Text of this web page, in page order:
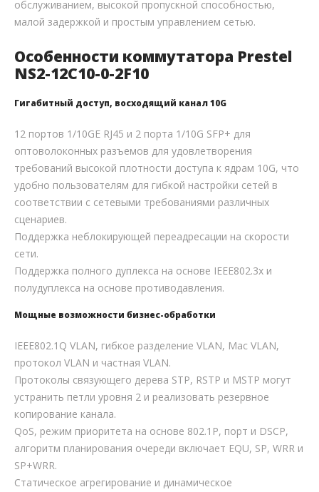
обслуживанием, высокой пропускной способностью,
малой задержкой и простым управлением сетью.
Особенности коммутатора Prestel
NS2-12C10-0-2F10
Гигабитный доступ, восходящий канал 10G
12 портов 1/10GE RJ45 и 2 порта 1/10G SFP+ для
оптоволоконных разъемов для удовлетворения
требований высокой плотности доступа к ядрам 10G, что
удобно пользователям для гибкой настройки сетей в
соответствии с сетевыми требованиями различных
сценариев.
Поддержка неблокирующей переадресации на скорости
сети.
Поддержка полного дуплекса на основе IEEE802.3x и
полудуплекса на основе противодавления.
Мощные возможности бизнес-обработки
IEEE802.1Q VLAN, гибкое разделение VLAN, Mac VLAN,
протокол VLAN и частная VLAN.
Протоколы связующего дерева STP, RSTP и MSTP могут
устранить петли уровня 2 и реализовать резервное
копирование канала.
QoS, режим приоритета на основе 802.1P, порт и DSCP,
алгоритм планирования очереди включает EQU, SP, WRR и
SP+WRR.
Статическое агрегирование и динамическое